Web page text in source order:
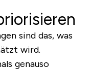
sind das, was
wird.
genauso